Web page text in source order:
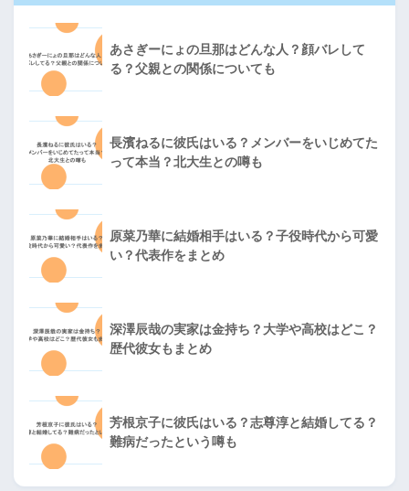
あさぎーにょの旦那はどんな人？顔バレして
る？父親との関係についても
長濱ねるに彼氏はいる？メンバーをいじめてた
って本当？北大生との噂も
原菜乃華に結婚相手はいる？子役時代から可愛
い？代表作をまとめ
深澤辰哉の実家は金持ち？大学や高校はどこ？
歴代彼女もまとめ
芳根京子に彼氏はいる？志尊淳と結婚してる？
難病だったという噂も